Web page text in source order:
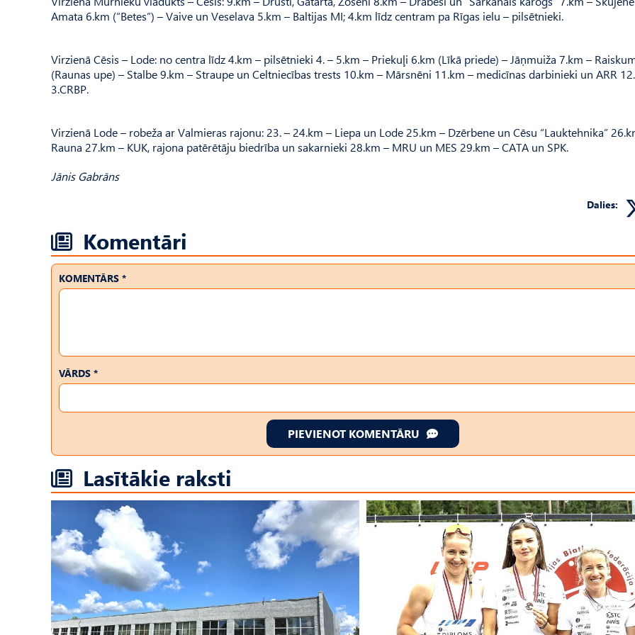
Amata 6.km (“Betes”) – Vaive un Veselava 5.km – Baltijas MI; 4.km līdz centram pa Rīgas ielu – pilsētnieki.
Virzienā Cēsis – Lode: no centra līdz 4.km – pilsētnieki 4. – 5.km – Priekuļi 6.km (Līkā priede) – Jāņmuiža 7.km –
(Raunas upe) – Stalbe 9.km – Straupe un Celtniecības trests 10.km – Mārsnēni 11.km – medicīnas darbinieki un ARR
3.CRBP.
Virzienā Lode – robeža ar Valmieras rajonu: 23. – 24.km – Liepa un Lode 25.km – Dzērbene un Cēsu “Lauktehnika”
Rauna 27.km – KUK, rajona patērētāju biedrība un sakarnieki 28.km – MRU un MES 29.km – CATA un SPK.
Jānis Gabrāns
Dalies:
Komentāri
KOMENTĀRS *
VĀRDS *
PIEVIENOT KOMENTĀRU
Lasītākie raksti